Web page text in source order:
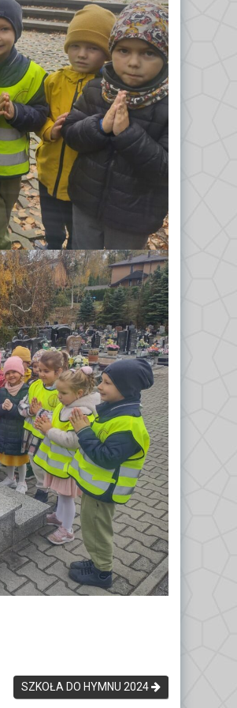
Odkrywcy 2023/2024
Biedronki 2023/2024
Misie 2024/2025
Gwiazdeczki 2024/2025
Kropelki 2024/2025
Liski 2024/2025
Nutki 2024/2025
Odkrywcy 2024/2025
Tropiciele 2024/2025
SZKOŁA DO HYMNU 2024